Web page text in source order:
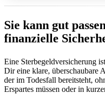
Sie kann gut
finanzielle
Eine Sterbegeldversicherung
Dir eine klare, überschaubare
der im Todesfall bereitsteht,
Erspartes müssen oder in